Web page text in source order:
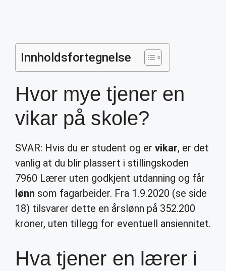
Innholdsfortegnelse
Hvor mye tjener en
vikar på skole?
SVAR: Hvis du er student og er vikar, er det
vanlig at du blir plassert i stillingskoden
7960 Lærer uten godkjent utdanning og får
lønn som fagarbeider. Fra 1.9.2020 (se side
18) tilsvarer dette en årslønn på 352.200
kroner, uten tillegg for eventuell ansiennitet.
Hva tjener en lærer i